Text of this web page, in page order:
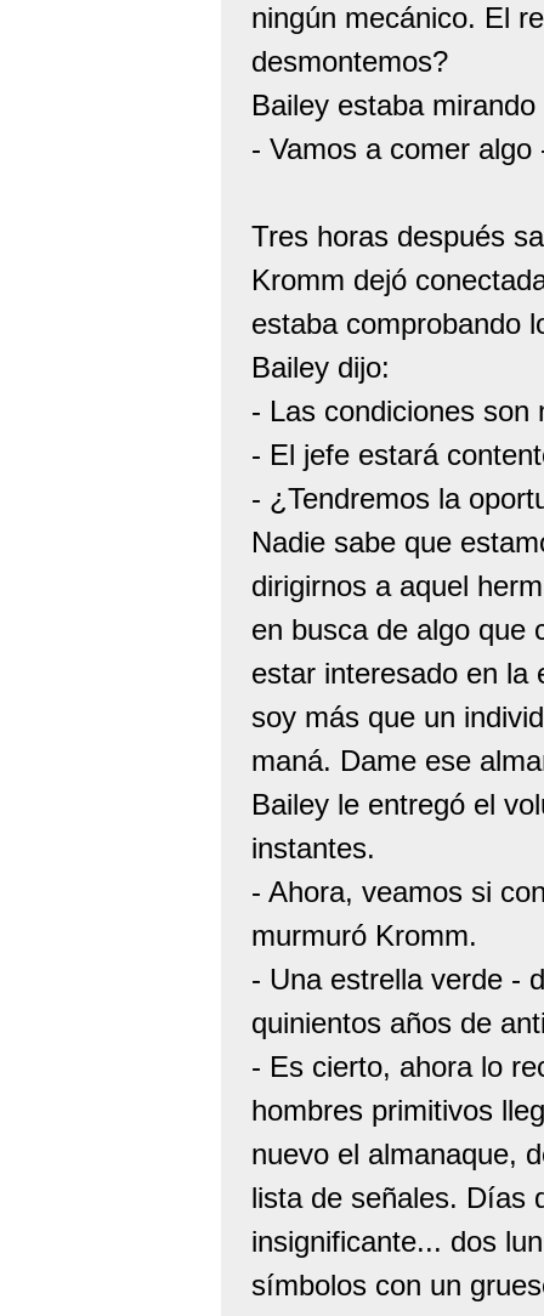
ningún mecánico. El
desmontemos?
Bailey estaba
- Vamos a comer
Tres horas después
Kromm dejó
estaba comprobando
Bailey dijo:
- Las condiciones son
- El jefe estará
- ¿Tendremos la
Nadie sabe que
dirigirnos a aquel
en busca de algo que
estar interesado en la
soy más que un
maná. Dame ese
Bailey le entregó el
instantes.
- Ahora, veamos si
murmuró Kromm.
- Una estrella verde -
quinientos años de
- Es cierto, ahora lo
hombres primitivos
nuevo el almanaque,
lista de señales. Días
insignificante... dos
símbolos con un